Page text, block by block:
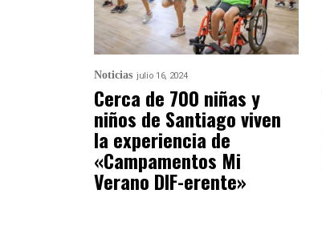
Noticias julio 16, 2024
Cerca de 700 niñas y
niños de Santiago viven
la experiencia de
«Campamentos Mi
Verano DIF-erente»